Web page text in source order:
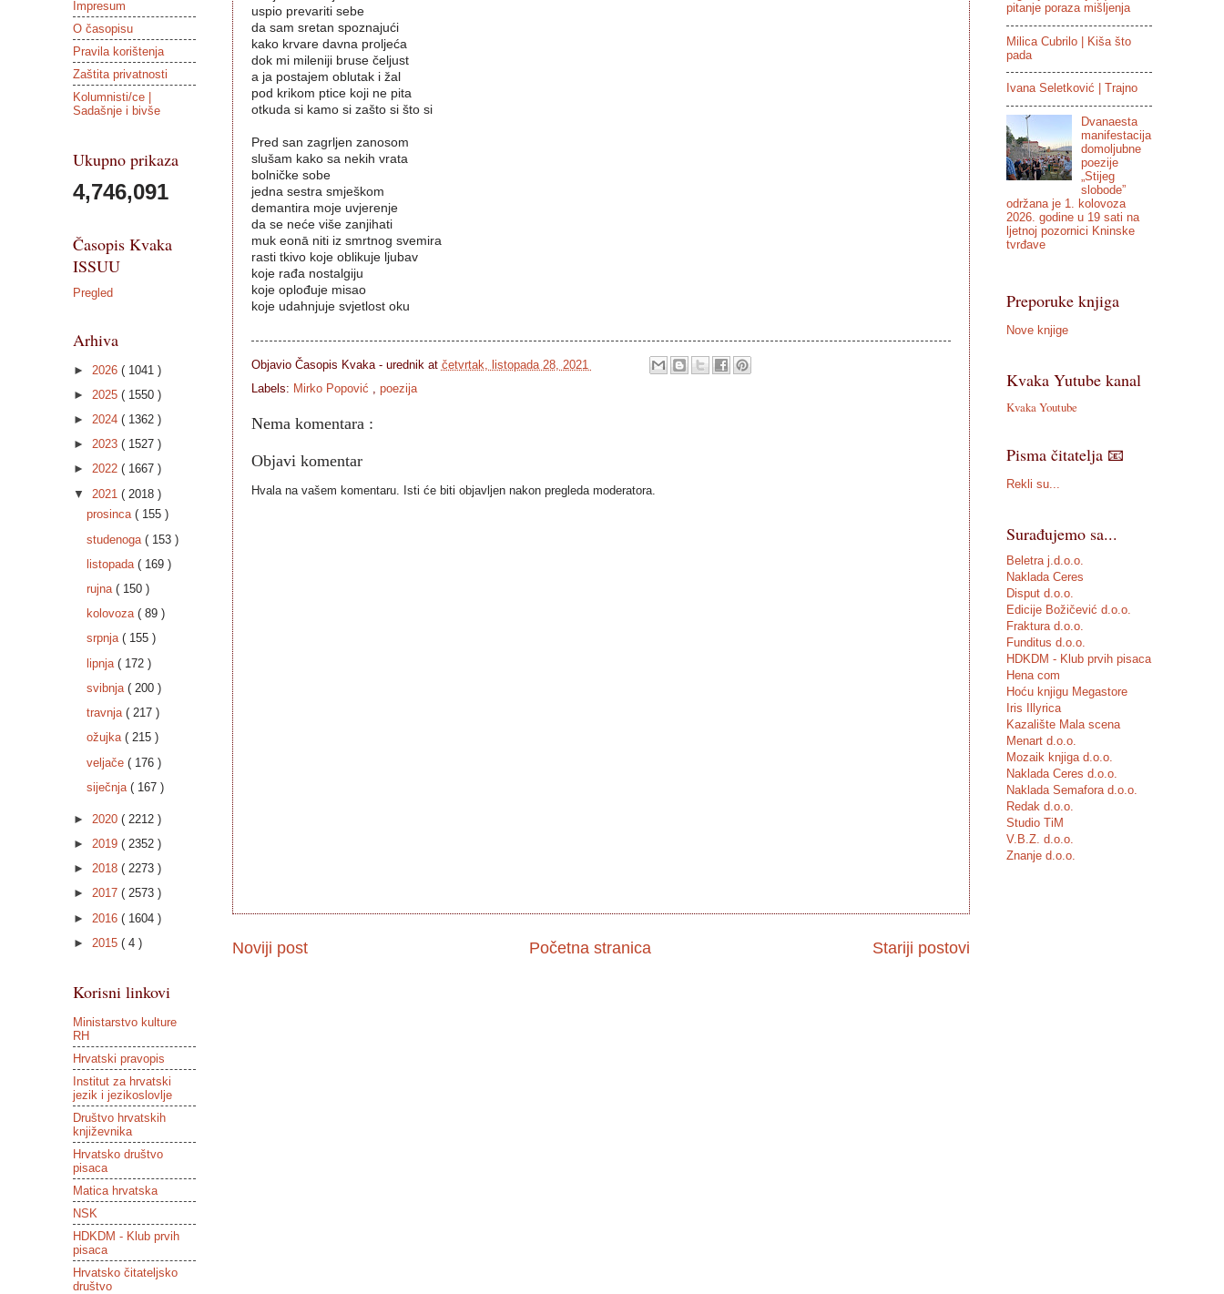
uspio prevariti sebe
da sam sretan spoznajući
kako krvare davna proljeća
dok mi mileniji bruse čeljust
a ja postajem oblutak i žal
pod krikom ptice koji ne pita
otkuda si kamo si zašto si što si
Pred san zagrljen zanosom
slušam kako sa nekih vrata
bolničke sobe
jedna sestra smješkom
demantira moje uvjerenje
da se neće više zanjihati
muk eonā niti iz smrtnog svemira
rasti tkivo koje oblikuje ljubav
koje rađa nostalgiju
koje oplođuje misao
koje udahnjuje svjetlost oku
Objavio Časopis Kvaka - urednik at četvrtak, listopada 28, 2021
Labels: Mirko Popović , poezija
Nema komentara :
Objavi komentar
Hvala na vašem komentaru. Isti će biti objavljen nakon pregleda moderatora.
Noviji post Stariji postovi
Početna stranica
Impresum
O časopisu
Pravila korištenja
Zaštita privatnosti
Kolumnisti/ce |
Sadašnje i bivše
Ukupno prikaza
4,746,091
Časopis Kvaka
ISSUU
Pregled
Arhiva
► 2026 ( 1041 )
► 2025 ( 1550 )
► 2024 ( 1362 )
► 2023 ( 1527 )
► 2022 ( 1667 )
▼ 2021 ( 2018 )
prosinca ( 155 )
studenoga ( 153 )
listopada ( 169 )
rujna ( 150 )
kolovoza ( 89 )
srpnja ( 155 )
lipnja ( 172 )
svibnja ( 200 )
travnja ( 217 )
ožujka ( 215 )
veljače ( 176 )
siječnja ( 167 )
► 2020 ( 2212 )
► 2019 ( 2352 )
► 2018 ( 2273 )
► 2017 ( 2573 )
► 2016 ( 1604 )
► 2015 ( 4 )
Korisni linkovi
Ministarstvo kulture
RH
Hrvatski pravopis
Institut za hrvatski
jezik i jezikoslovlje
Društvo hrvatskih
književnika
Hrvatsko društvo
pisaca
Matica hrvatska
NSK
HDKDM - Klub prvih
pisaca
Hrvatsko čitateljsko
društvo
pitanje poraza mišljenja
Milica Cubrilo | Kiša što
pada
Ivana Seletković | Trajno
Dvanaesta
manifestacija
domoljubne
poezije
„Stijeg
slobode”
održana je 1. kolovoza
2026. godine u 19 sati na
ljetnoj pozornici Kninske
tvrđave
Preporuke knjiga
Nove knjige
Kvaka Yutube kanal
Kvaka Youtube
Pisma čitatelja 📧
Rekli su...
Surađujemo sa...
Beletra j.d.o.o.
Naklada Ceres
Disput d.o.o.
Edicije Božičević d.o.o.
Fraktura d.o.o.
Funditus d.o.o.
HDKDM - Klub prvih pisaca
Hena com
Hoću knjigu Megastore
Iris Illyrica
Kazalište Mala scena
Menart d.o.o.
Mozaik knjiga d.o.o.
Naklada Ceres d.o.o.
Naklada Semafora d.o.o.
Redak d.o.o.
Studio TiM
V.B.Z. d.o.o.
Znanje d.o.o.